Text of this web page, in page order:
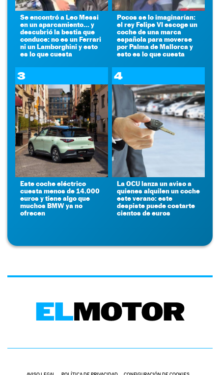
Se encontró a Leo Messi
en un aparcamiento... y
descubrió la bestia que
conduce: no es un Ferrari
ni un Lamborghini y esto
es lo que cuesta
Pocos se lo imaginarían:
el rey Felipe VI escoge un
coche de una marca
española para moverse
por Palma de Mallorca y
esto es lo que cuesta
3
Este coche eléctrico
cuesta menos de 14.000
euros y tiene algo que
muchos BMW ya no
ofrecen
4
La OCU lanza un aviso a
quienes alquilen un coche
este verano: este
despiste puede costarte
cientos de euros